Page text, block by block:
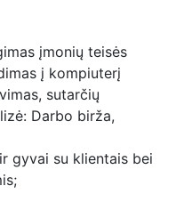
įmonių teisės
į kompiuterį
sutarčių
Darbo birža,
gyvai su klientais bei